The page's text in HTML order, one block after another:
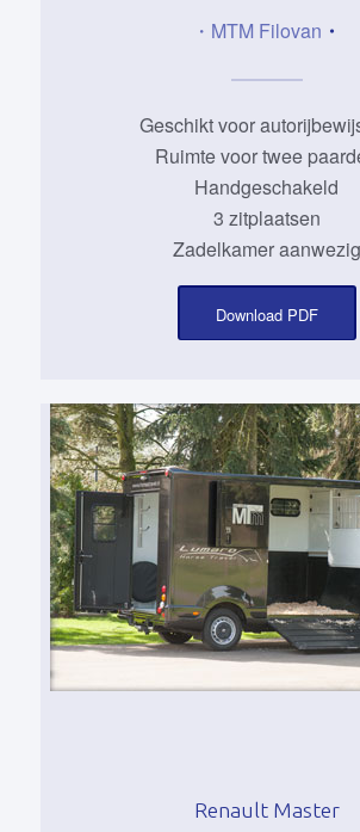
・MTM Filovan ・
Geschikt voor
Ruimte voor twee
Handgeschakeld
3 zitplaatsen
Zadelkamer aanwezig
Download PDF
Renault Master